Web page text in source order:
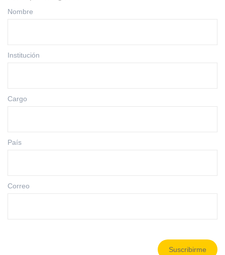
Nombre
Institución
Cargo
País
Correo
Suscribirme